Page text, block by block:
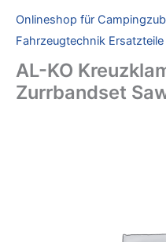
Onlineshop für
Fahrzeugtechnik Ersatzteile
AL-KO
Zurrbandset